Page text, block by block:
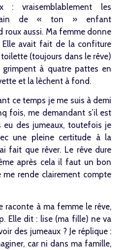
: vraisemblablement les
de « ton » enfant
roux aussi. Ma femme donne
avait fait de la confiture
(toujours dans le rêve)
à quatre pattes en
et la lèchent à fond.
ce temps je me suis à demi
fois, me demandant s’il est
eu des jumeaux, toutefois je
une pleine certitude à la
fait que rêver. Le rêve dure
après cela il faut un bon
rende clairement compte
raconte à ma femme le rêve,
Elle dit : lise (ma fille) ne va
des jumeaux ? Je réplique :
car ni dans ma famille,